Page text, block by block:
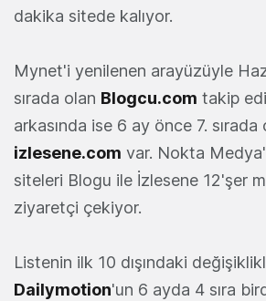
dakika sitede kalıyor.
Mynet'i yenilenen arayüzüyle
sırada olan Blogcu.com takip
arkasında ise 6 ay önce 7. sırada
izlesene.com var. Nokta
siteleri Blogu ile İzlesene 12'şer
ziyaretçi çekiyor.
Listenin ilk 10 dışındaki
Dailymotion'un 6 ayda 4 sıra